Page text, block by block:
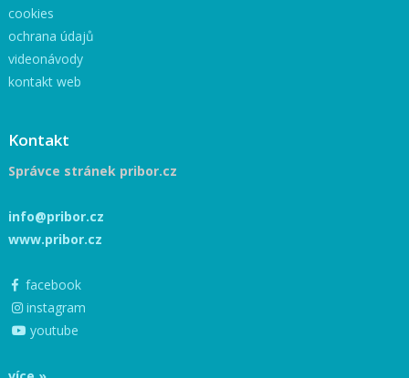
cookies
ochrana údajů
videonávody
kontakt web
Kontakt
Správce stránek pribor.cz
info@pribor.cz
www.pribor.cz
facebook
instagram
youtube